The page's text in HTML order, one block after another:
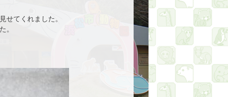
せてくれました。
。